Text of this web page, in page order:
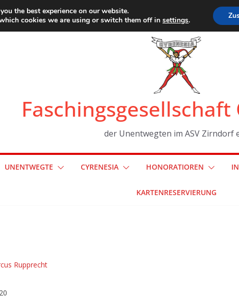
Faschingsgesellschaft
der Unentwegten im ASV Zirndorf
UNENTWEGTE CYRENESIA HONORATIOREN
KARTENRESERVIERUNG
Rupprecht
the best experience on our website.
cookies we are using or switch them off insettings.